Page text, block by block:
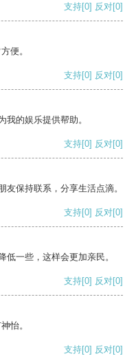
支持[0] 反对[0]
便。
支持[0] 反对[0]
我的娱乐提供帮助。
支持[0] 反对[0]
保持联系，分享生活点滴。
支持[0] 反对[0]
一些，这样会更加亲民。
支持[0] 反对[0]
怡。
支持[0] 反对[0]